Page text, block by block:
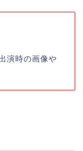
演時の画像や